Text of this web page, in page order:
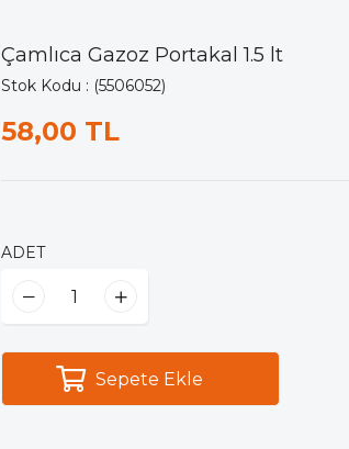
Çamlıca Gazoz Portakal 1.5 lt
Stok Kodu (5506052)
58,00 TL
ADET